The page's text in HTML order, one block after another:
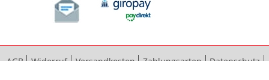
AGB Widerruf Versandkosten Zahlungsarten
Datenschutz